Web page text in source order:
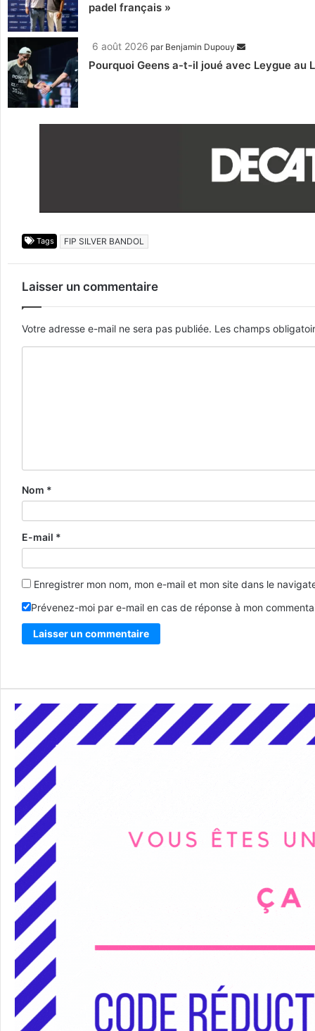
padel français »
6 août 2026 par Benjamin Dupouy
Pourquoi Geens a-t-il joué avec Leygue au
Tags FIP SILVER BANDOL
Laisser un commentaire
Votre adresse e-mail ne sera pas publiée. Les champs
Nom *
E-mail *
Enregistrer mon nom, mon e-mail et mon site dans le
Prévenez-moi par e-mail en cas de réponse à mon